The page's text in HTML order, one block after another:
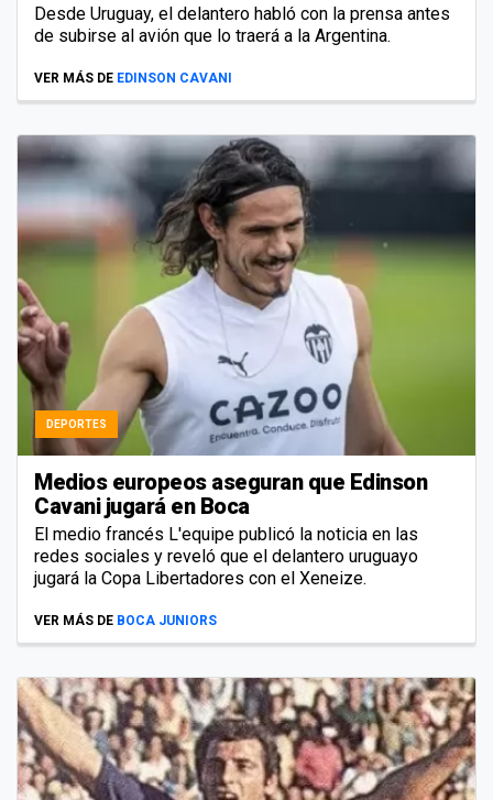
Desde Uruguay, el delantero habló con la prensa antes
de subirse al avión que lo traerá a la Argentina.
VER MÁS DE EDINSON CAVANI
DEPORTES
Medios europeos aseguran que Edinson
Cavani jugará en Boca
El medio francés L'equipe publicó la noticia en las
redes sociales y reveló que el delantero uruguayo
jugará la Copa Libertadores con el Xeneize.
VER MÁS DE BOCA JUNIORS